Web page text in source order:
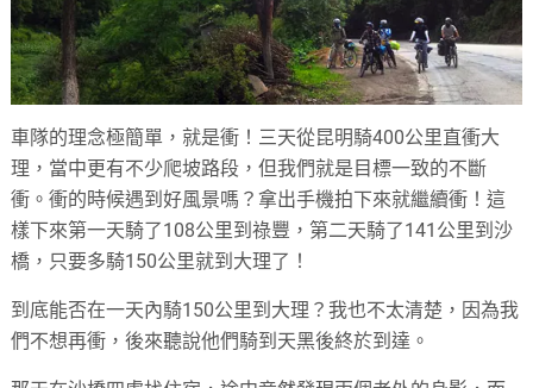
車隊的理念極簡單，就是衝！三天從昆明騎400公里直衝大
理，當中更有不少爬坡路段，但我們就是目標一致的不斷
衝。衝的時候遇到好風景嗎？拿出手機拍下來就繼續衝！這
樣下來第一天騎了108公里到祿豐，第二天騎了141公里到沙
橋，只要多騎150公里就到大理了！
到底能否在一天內騎150公里到大理？我也不太清楚，因為我
們不想再衝，後來聽說他們騎到天黑後終於到達。